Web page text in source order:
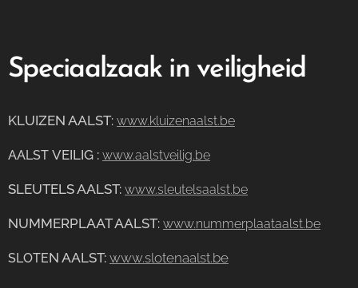
Speciaalzaak in veiligheid
KLUIZEN AALST: www.kluizenaalst.be
AALST VEILIG : www.aalstveilig.be
SLEUTELS AALST: www.sleutelsaalst.be
NUMMERPLAAT AALST: www.nummerplaataalst.be
SLOTEN AALST: www.slotenaalst.be